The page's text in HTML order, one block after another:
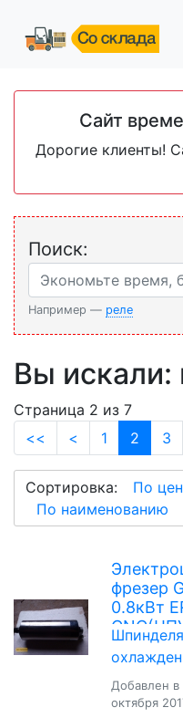
Сайт
Дорогие клиенты!
Поиск:
Например — реле
Вы
Страница 2 из 7
<<
< 1 2 3
Сортировка: По
По наименованию
фрезер
0.8кВт
Добавлен в
октября